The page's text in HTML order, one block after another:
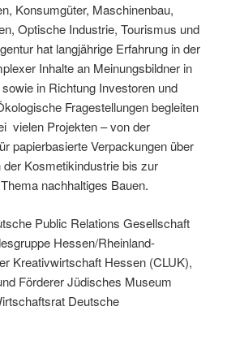
Konsumgüter, Maschinenbau,
Optische Industrie, Tourismus und
hat langjährige Erfahrung in der
Inhalte an Meinungsbildner in
in Richtung Investoren und
Fragestellungen begleiten
vielen Projekten – von der
papierbasierte Verpackungen über
Kosmetikindustrie bis zur
nachhaltiges Bauen.
Public Relations Gesellschaft
Hessen/Rheinland-
Kreativwirtschaft Hessen (CLUK),
Förderer Jüdisches Museum
Deutsche